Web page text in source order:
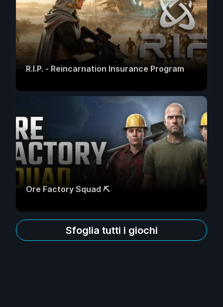
R.I.P. - Reincarnation Insurance Program
Ore Factory Squad ⛏️
Sfoglia tutti i giochi